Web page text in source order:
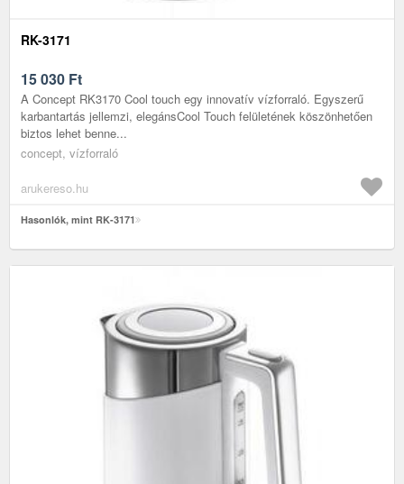
RK-3171
15 030 Ft
A Concept RK3170 Cool touch egy innovatív vízforraló. Egyszerű
karbantartás jellemzi, elegánsCool Touch felületének köszönhetően
biztos lehet benne...
concept, vízforraló
arukereso.hu
Hasonlók, mint RK-3171